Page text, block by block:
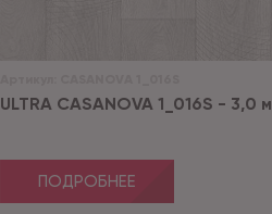
ULTRA CASANOVA 1_016S - 3,0 м
ПОДРОБНЕЕ